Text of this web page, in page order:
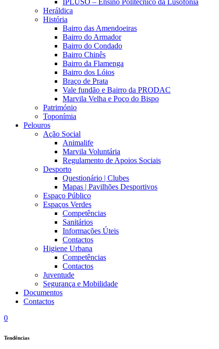
IPLUSO – Ensino Politécnico da Lusofonia
Heráldica
História
Bairro das Amendoeiras
Bairro do Armador
Bairro do Condado
Bairro Chinês
Bairro da Flamenga
Bairro dos Lóios
Braço de Prata
Vale fundão e Bairro da PRODAC
Marvila Velha e Poço do Bispo
Património
Toponímia
Pelouros
Ação Social
Animalife
Marvila Voluntária
Regulamento de Apoios Sociais
Desporto
Questionário | Clubes
Mapas | Pavilhões Desportivos
Espaço Público
Espaços Verdes
Competências
Sanitários
Informações Úteis
Contactos
Higiene Urbana
Competências
Contactos
Juventude
Segurança e Mobilidade
Documentos
Contactos
0
Tendências